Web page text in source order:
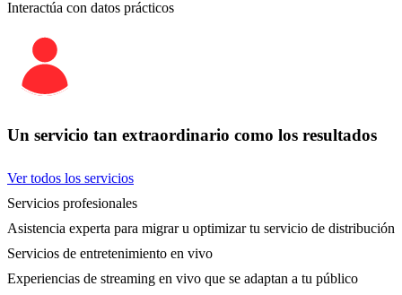
Interactúa con datos prácticos
Un servicio tan extraordinario como los resultados
Ver todos los servicios
Servicios profesionales
Asistencia experta para migrar u optimizar tu servicio de distribución
Servicios de entretenimiento en vivo
Experiencias de streaming en vivo que se adaptan a tu público